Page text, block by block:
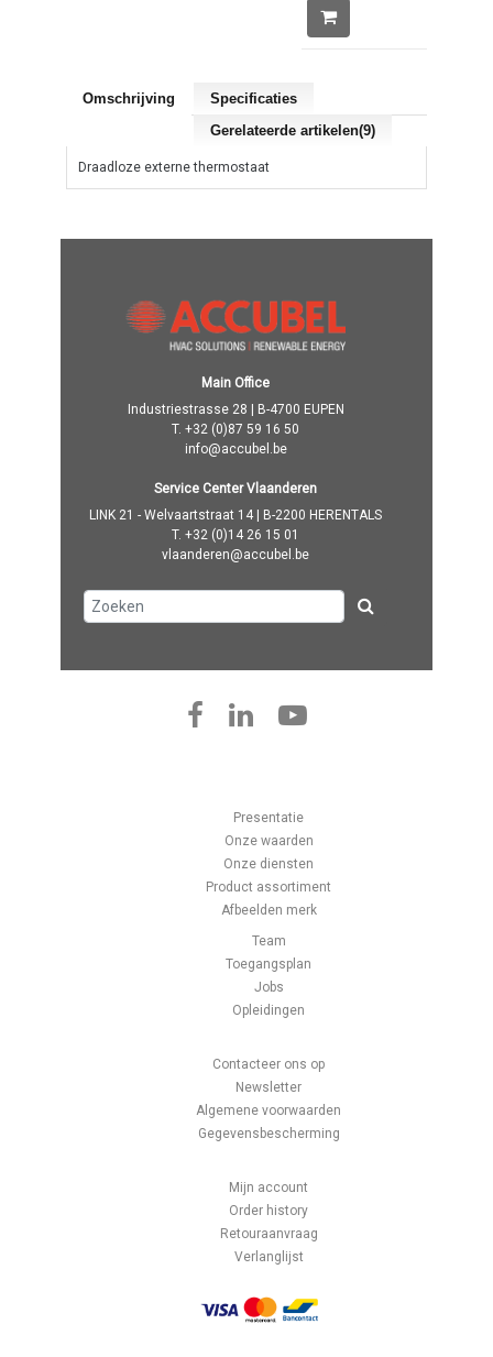
Omschrijving
Specificaties
Gerelateerde artikelen(9)
Draadloze externe thermostaat
Main Office
Industriestrasse 28 | B-4700 EUPEN
T. +32 (0)87 59 16 50
info@accubel.be
Service Center Vlaanderen
LINK 21 - Welvaartstraat 14 | B-2200 HERENTALS
T. +32 (0)14 26 15 01
vlaanderen@accubel.be
Presentatie
Onze waarden
Onze diensten
Product assortiment
Afbeelden merk
Team
Toegangsplan
Jobs
Opleidingen
Contacteer ons op
Newsletter
Algemene voorwaarden
Gegevensbescherming
Mijn account
Order history
Retouraanvraag
Verlanglijst